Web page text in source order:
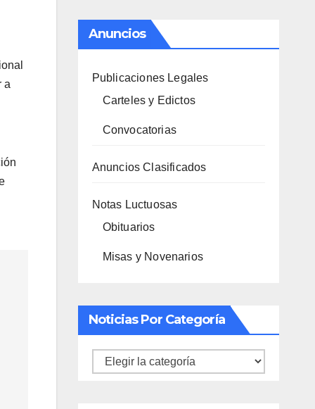
a
Anuncios
Publicaciones Legales
Carteles y Edictos
Convocatorias
Anuncios Clasificados
Notas Luctuosas
Obituarios
Misas y Novenarios
Noticias Por Categoría
Noticias